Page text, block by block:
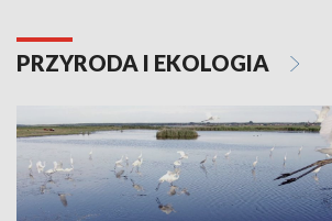
PRZYRODA I EKOLOGIA